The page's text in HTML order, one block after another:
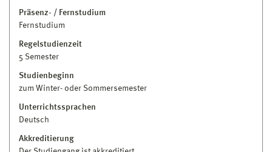
Präsenz- / Fernstudium
Fernstudium
Regelstudienzeit
5 Semester
Studienbeginn
zum Winter- oder Sommersemester
Unterrichtssprachen
Deutsch
Akkreditierung